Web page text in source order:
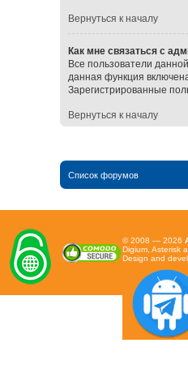
Вернуться к началу
Как мне связаться с
Все пользователи
данная функция
Зарегистрированные
Вернуться к началу
Список форумов
© 2008 — 2026
Digium, Asterisk
Design and